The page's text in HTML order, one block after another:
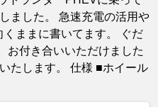
ました。 急速充電の活用や
ままに書いてます。 ぐだ
お付き合いいただけました
たします。 仕様 ■ホイール